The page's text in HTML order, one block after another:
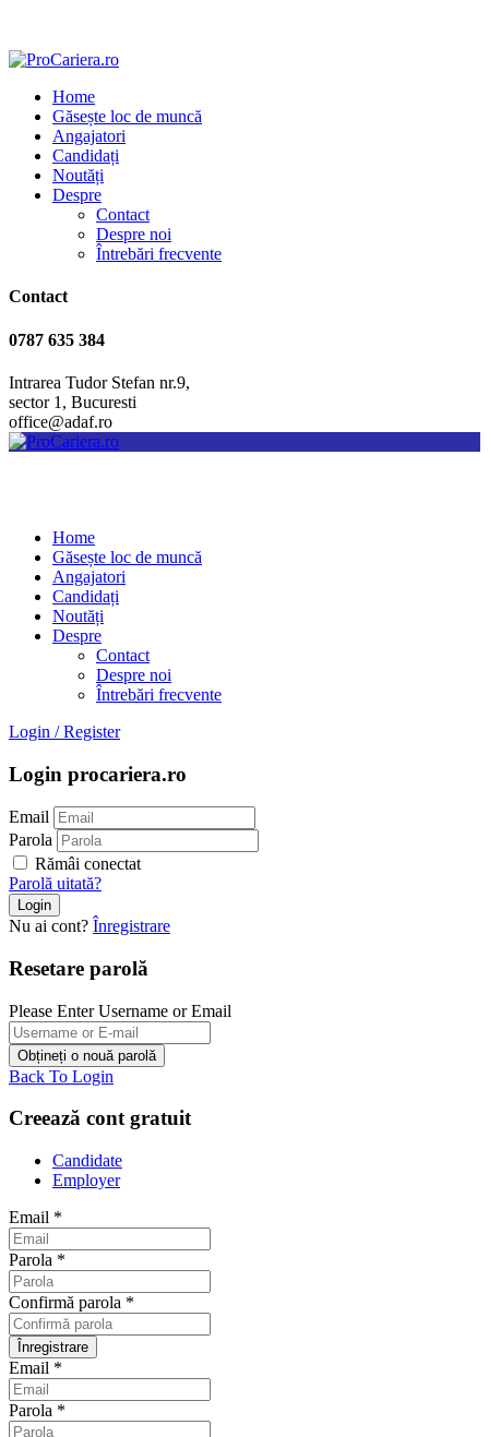
Home
Găsește loc de muncă
Angajatori
Candidați
Noutăți
Despre
Contact
Despre noi
Întrebări frecvente
Contact
0787 635 384
Intrarea Tudor Stefan nr.9,
sector 1, Bucuresti
office@adaf.ro
Home
Găsește loc de muncă
Angajatori
Candidați
Noutăți
Despre
Contact
Despre noi
Întrebări frecvente
Login / Register
Login procariera.ro
Email
Parola
Rămâi conectat
Parolă uitată?
Nu ai cont? Înregistrare
Resetare parolă
Please Enter Username or Email
Back To Login
Creează cont gratuit
Candidate
Employer
Email *
Parola *
Confirmă parola *
Email *
Parola *